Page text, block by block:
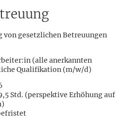
von gesetzlichen Betreuungen
(alle anerkannten
Qualifikation (m/w/d)
Std. (perspektive Erhöhung auf